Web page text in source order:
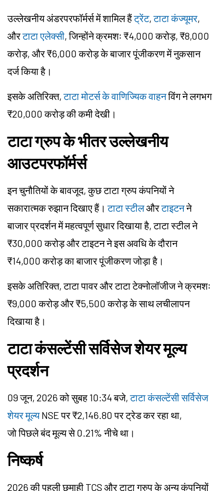
उल्लेखनीय अंडरपरफॉर्मर्स में शामिल हैंट्रेंट,टाटा कंज्यूमर,
औरटाटा एलेक्सी, जिन्होंने क्रमशः ₹4,000 करोड़, ₹8,000
करोड़, और ₹6,000 करोड़ के बाजार पूंजीकरण में नुकसान
दर्ज किया है।
इसके अतिरिक्त,टाटा मोटर्स के वाणिज्यिक वाहनविंग ने लगभग
₹20,000 करोड़ की कमी देखी।
टाटा ग्रुप के भीतर उल्लेखनीय
आउटपरफॉर्मर्स
इन चुनौतियों के बावजूद, कुछ टाटा ग्रुप कंपनियों ने
सकारात्मक रुझान दिखाए हैं।टाटा स्टीलऔरटाइटनने
बाजार प्रदर्शन में महत्वपूर्ण सुधार दिखाया है, टाटा स्टील ने
₹30,000 करोड़ और टाइटन ने इस अवधि के दौरान
₹14,000 करोड़ का बाजार पूंजीकरण जोड़ा है।
इसके अतिरिक्त, टाटा पावर और टाटा टेक्नोलॉजीज ने क्रमशः
₹9,000 करोड़ और ₹5,500 करोड़ के साथ लचीलापन
दिखाया है।
टाटा कंसल्टेंसी सर्विसेज शेयर मूल्य
प्रदर्शन
09 जून, 2026 को सुबह 10:34 बजे,टाटा कंसल्टेंसी सर्विसेज
शेयर मूल्यNSE पर ₹2,146.80 पर ट्रेड कर रहा था,
जो पिछले बंद मूल्य से 0.21% नीचे था।
निष्कर्ष
2026 की पहली छमाही TCS और टाटा ग्रुप के अन्य कंपनियों